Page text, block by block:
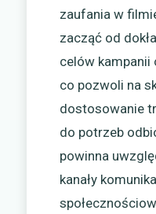
zaufania w
zacząć od
celów kampanii
co pozwoli na
dostosowanie
do potrzeb
powinna
kanały